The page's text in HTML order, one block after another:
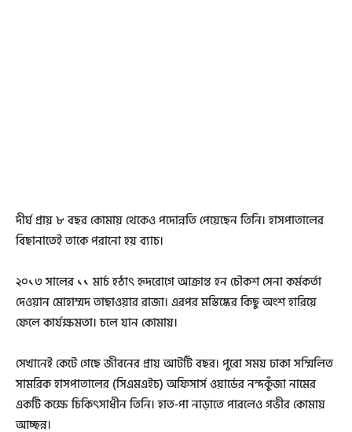
দীর্ঘ প্রায় ৮ বছর কোমায় থেকেও পদোন্নতি পেয়েছেন তিনি। হাসপাতালের
বিছানাতেই তাকে পরানো হয় ব্যাচ।
২০১৩ সালের ১১ মার্চ হঠাৎ হৃদরোগে আক্রান্ত হন চৌকশ সেনা কর্মকর্তা
দেওয়ান মোহাম্মদ তাছাওয়ার রাজা। এরপর মস্তিষ্কের কিছু অংশ হারিয়ে
ফেলে কার্যক্ষমতা। চলে যান কোমায়।
সেখানেই কেটে গেছে জীবনের প্রায় আটটি বছর। পুরো সময় ঢাকা সম্মিলিত
সামরিক হাসপাতালের (সিএমএইচ) অফিসার্স ওয়ার্ডের নন্দকুঁজা নামের
একটি কক্ষে চিকিৎসাধীন তিনি। হাত-পা নাড়াতে পারলেও গভীর কোমায়
আচ্ছন্ন।